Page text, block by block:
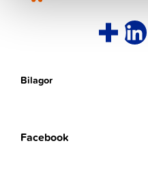
Bilagor
Facebook